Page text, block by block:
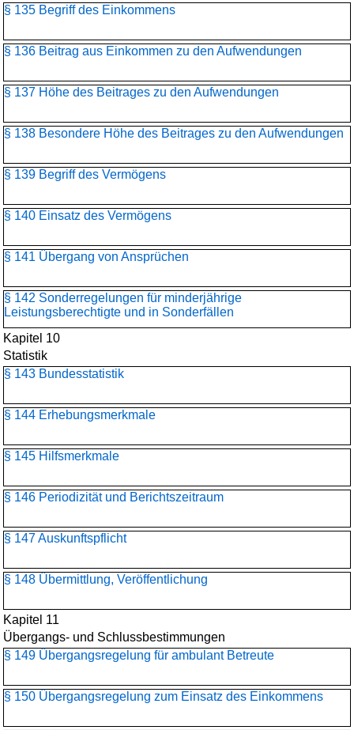
§ 135 Begriff des Einkommens
§ 136 Beitrag aus Einkommen zu den Aufwendungen
§ 137 Höhe des Beitrages zu den Aufwendungen
§ 138 Besondere Höhe des Beitrages zu den Aufwendungen
§ 139 Begriff des Vermögens
§ 140 Einsatz des Vermögens
§ 141 Übergang von Ansprüchen
§ 142 Sonderregelungen für minderjährige
Leistungsberechtigte und in Sonderfällen
Kapitel 10
Statistik
§ 143 Bundesstatistik
§ 144 Erhebungsmerkmale
§ 145 Hilfsmerkmale
§ 146 Periodizität und Berichtszeitraum
§ 147 Auskunftspflicht
§ 148 Übermittlung, Veröffentlichung
Kapitel 11
Übergangs- und Schlussbestimmungen
§ 149 Übergangsregelung für ambulant Betreute
§ 150 Übergangsregelung zum Einsatz des Einkommens